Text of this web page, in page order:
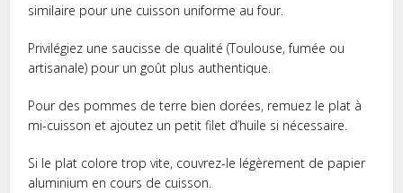
similaire pour une cuisson uniforme au four.
Privilégiez une saucisse de qualité (Toulouse, fumée ou
artisanale) pour un goût plus authentique.
Pour des pommes de terre bien dorées, remuez le plat à
mi-cuisson et ajoutez un petit filet d’huile si nécessaire.
Si le plat colore trop vite, couvrez-le légèrement de papier
aluminium en cours de cuisson.